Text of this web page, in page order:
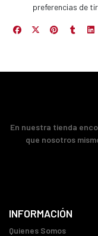
preferencias de
En nuestra tienda
que nosotros
INFORMACIÓN
Quienes Somos